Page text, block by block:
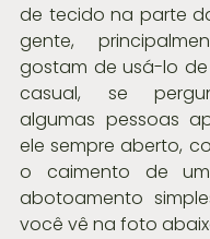
de tecido na parte
gente,
gostam de usá-lo
casual, se
algumas pessoas
ele sempre aberto,
o caimento de
abotoamento
você vê na foto